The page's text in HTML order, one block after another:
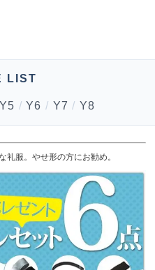
LIST
Y5 / Y6 / Y7 / Y8
礼服。やせ形の方にお勧め。